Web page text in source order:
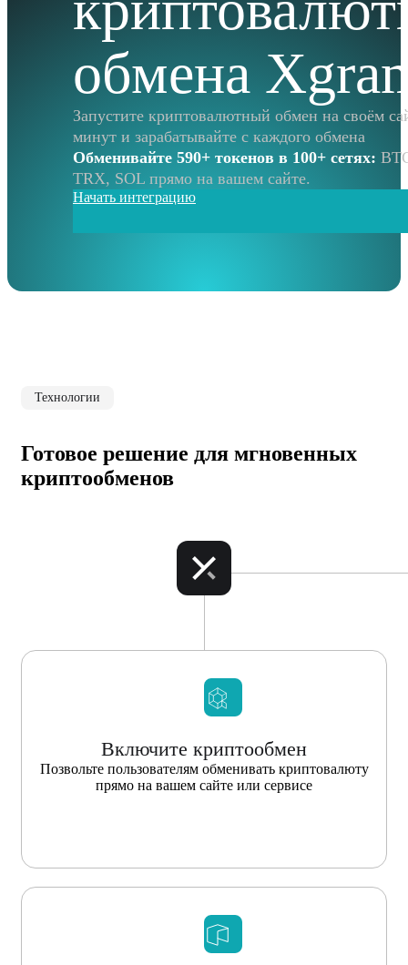
обмена
Запустите криптовалютный обмен на своём
минут и зарабатывайте с каждого обмена
Обменивайте 590+ токенов в 100+ сетях:
TRX, SOL прямо на вашем сайте.
Начать интеграцию
Технологии
Готовое решение для мгновенных
криптообменов
Включите криптообмен
Позвольте пользователям обменивать криптовалюту
прямо на вашем сайте или сервисе